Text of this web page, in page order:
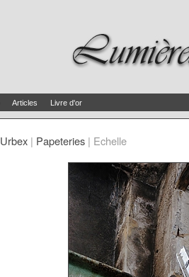
Articles Livre d'or
Urbex | Papeteries | Echelle